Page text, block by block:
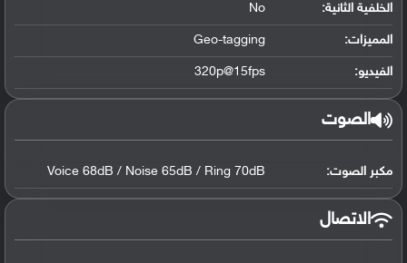
الخلفية الثانية: No
المميزات: Geo-tagging
الفيديو: 320p@15fps
الصوت
مكبر الصوت: Voice 68dB / Noise 65dB / Ring 70dB
الاتصال